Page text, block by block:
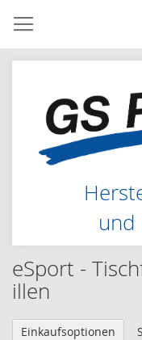
Zum
Inhalt
springen
und
eSport -
illen
Einkaufsoptionen